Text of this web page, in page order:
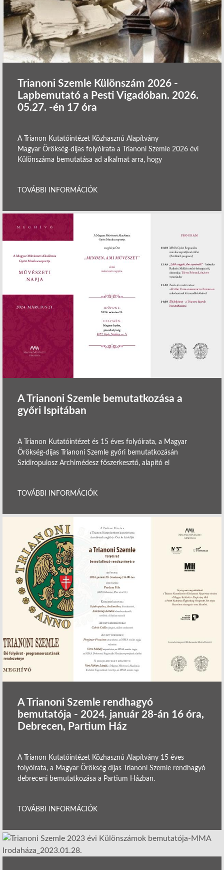
Trianoni Szemle Különszám 2026 -
Lapbemutató a Pesti Vigadóban. 2026.
05.27. -én 17 óra
A Trianon Kutatóintézet Közhasznú Alapítvány
Magyar Örökség-díjas folyóirata a Trianoni Szemle 2026 évi
Különszáma bemutatása ad alkalmat arra, hogy
TOVÁBBI INFORMÁCIÓK
A Trianoni Szemle bemutatkozása a
győri Ispitában
A Trianon Kutatóintézet és 15 éves folyóirata, a Magyar
Örökség-díjas Trianoni Szemle győri bemutatkozásán
Szidiropulosz Archimédesz főszerkesztő, alapító el
TOVÁBBI INFORMÁCIÓK
A Trianoni Szemle rendhagyó
bemutatója - 2024. január 28-án 16 óra,
Debrecen, Partium Ház
A Trianon Kutatóintézet Közhasznú Alapítvány 15 éves
folyóirata, a Magyar Örökség díjas Trianoni Szemle rendhagyó
debreceni bemutatkozása a Partium Házban.
TOVÁBBI INFORMÁCIÓK